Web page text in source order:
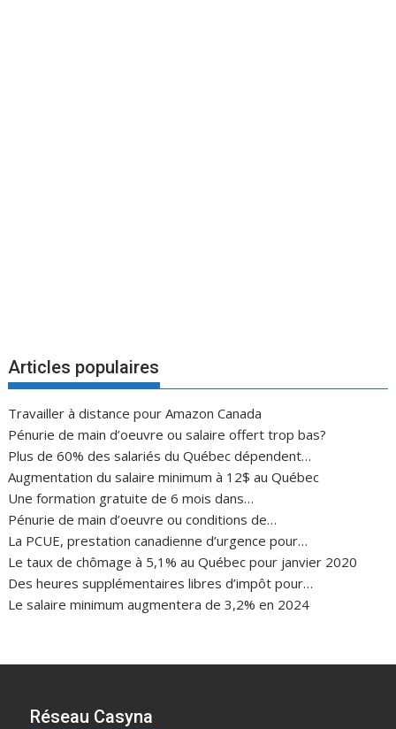
Articles populaires
Travailler à distance pour Amazon Canada
Pénurie de main d’oeuvre ou salaire offert trop bas?
Plus de 60% des salariés du Québec dépendent…
Augmentation du salaire minimum à 12$ au Québec
Une formation gratuite de 6 mois dans…
Pénurie de main d’oeuvre ou conditions de…
La PCUE, prestation canadienne d’urgence pour…
Le taux de chômage à 5,1% au Québec pour janvier 2020
Des heures supplémentaires libres d’impôt pour…
Le salaire minimum augmentera de 3,2% en 2024
Réseau Casyna